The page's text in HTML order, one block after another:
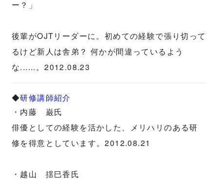
ー？」
後輩がOJTリーダーに。初めての経験で張り切って
るけど新人は舎弟？ 何かが間違っているよう
な......。2012.08.23
◆研修講師紹介
・内藤 巌氏
俳優としての経験を活かした、メリハリのある研
修を得意としています。2012.08.21
・越山 揺巳香氏